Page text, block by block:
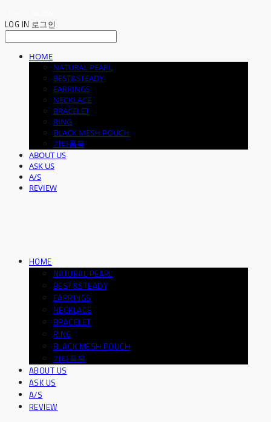
LOG IN 로그인
HOME
NATURAL PEARL
BEST&STEADY
EARRINGS
NECKLACE
BRACELET
RING
BLACK MESH POUCH
기타품목
ABOUT US
ASK US
A/S
REVIEW
HOME
NATURAL PEARL
BEST&STEADY
EARRINGS
NECKLACE
BRACELET
RING
BLACK MESH POUCH
기타품목
ABOUT US
ASK US
A/S
REVIEW